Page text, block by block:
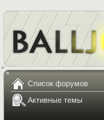
Список форумов
Активные темы